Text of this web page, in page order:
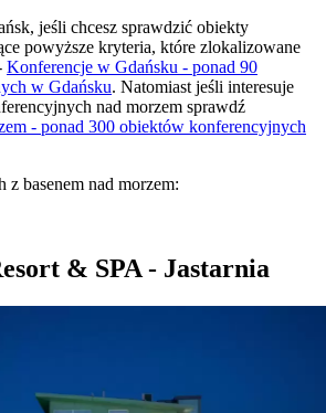
jeśli chcesz sprawdzić obiekty
powyższe kryteria, które zlokalizowane
Konferencje w Gdańsku - ponad 90
w Gdańsku. Natomiast jeśli interesuje
nad morzem sprawdź
- ponad 300 obiektów konferencyjnych
basenem nad morzem:
& SPA - Jastarnia